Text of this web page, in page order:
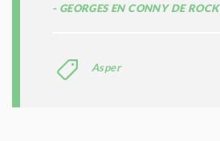
GEORGES EN CONNY DE ROCK
Asper